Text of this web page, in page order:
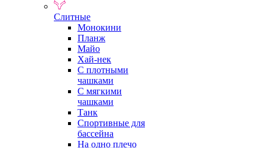
Слитные
Монокини
Планж
Майо
Хай-нек
С плотными
чашками
С мягкими
чашками
Танк
Спортивные для
бассейна
На одно плечо